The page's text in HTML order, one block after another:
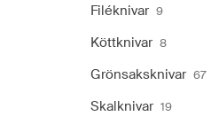
Filéknivar 9
Köttknivar 8
Grönsaksknivar 67
Skalknivar 19